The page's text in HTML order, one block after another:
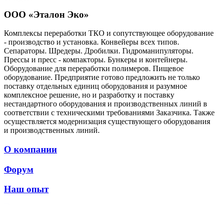
ООО «Эталон Эко»
Комплексы переработки ТКО и сопутствующее оборудование
- производство и установка. Конвейеры всех типов.
Сепараторы. Шредеры. Дробилки. Гидроманипуляторы.
Прессы и пресс - компакторы. Бункеры и контейнеры.
Оборудование для переработки полимеров. Пищевое
оборудование. Предприятие готово предложить не только
поставку отдельных единиц оборудования и разумное
комплексное решение, но и разработку и поставку
нестандартного оборудования и производственных линий в
соответствии с техническими требованиями Заказчика. Также
осуществляется модернизация существующего оборудования
и производственных линий.
О компании
Форум
Наш опыт